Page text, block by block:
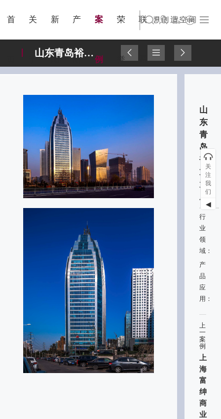
首 关
于
新
闻
产
品
案
例
荣
誉
联
旗下公司名称四 English
山东青岛裕龙大厦
山
东
青
岛
裕
龙
大
厦
行
业
领
域：
产
品
应
用：
上
一
案
例
上
海
富
绅
商
业
关
注
我
们
◀